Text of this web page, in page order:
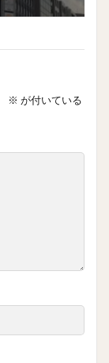
※ が付いている